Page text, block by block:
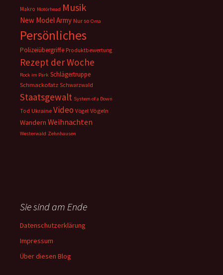
Makro Motörhead Musik
New Model Army Nur so Oma
Persönliches
Polizeiübergriffe Produktbewertung
Rezept der Woche
Rock im Park Schlägertruppe
Schmackofatz Schwarzwald
Staatsgewalt System of a Down
Tod Ukraine Video Vögel Vögeln
Wandern Weihnachten
Westerwald Zehnhausen
Sie sind am Ende
Datenschutzerklärung
Impressum
Über diesen Blog